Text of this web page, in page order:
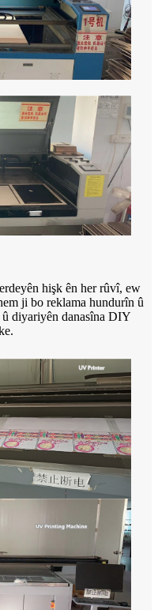
hişk ên her rûvî, ew
ji bo reklama hundurîn û
diyariyên danasîna DIY